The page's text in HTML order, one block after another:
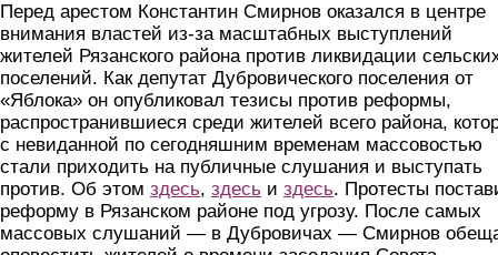
Перед арестом Константин Смирнов оказался в центре
внимания властей из-за масштабных выступлений
жителей Рязанского района против ликвидации
поселений. Как депутат Дубровического поселения от
«Яблока» он опубликовал тезисы против реформы,
распространившиеся среди жителей всего района,
с невиданной по сегодняшним временам массовостью
стали приходить на публичные слушания и выступать
против. Об этом здесь, здесь и здесь. Протесты
реформу в Рязанском районе под угрозу. После самых
массовых слушаний — в Дубровичах — Смирнов